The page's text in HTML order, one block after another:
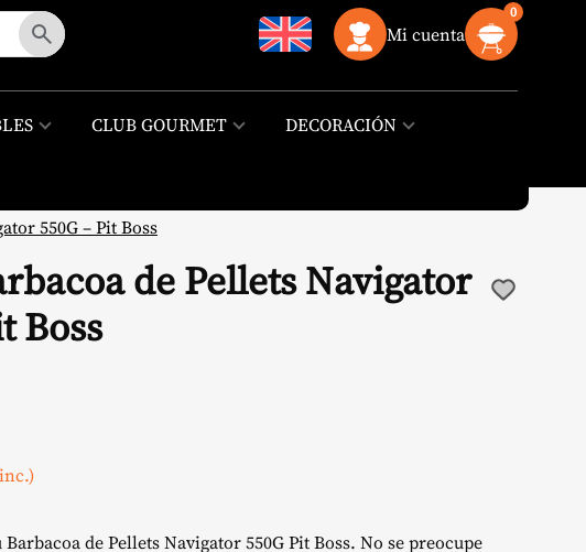
Mi cuenta
0
CLUB GOURMET
DECORACIÓN
550G – Pit Boss
de Pellets Navigator
Boss
de Pellets Navigator 550G Pit Boss. No se preocupe